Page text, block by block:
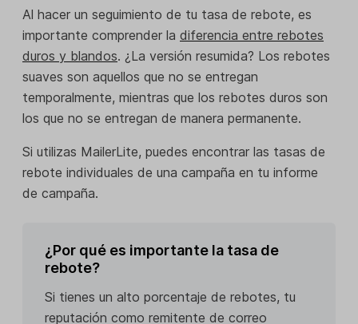
Al hacer un seguimiento de tu tasa de rebote, es
importante comprender la diferencia entre rebotes
duros y blandos. ¿La versión resumida? Los rebotes
suaves son aquellos que no se entregan
temporalmente, mientras que los rebotes duros son
los que no se entregan de manera permanente.
Si utilizas MailerLite, puedes encontrar las tasas de
rebote individuales de una campaña en tu informe
de campaña.
¿Por qué es importante la tasa de
rebote?
Si tienes un alto porcentaje de rebotes, tu
reputación como remitente de correo